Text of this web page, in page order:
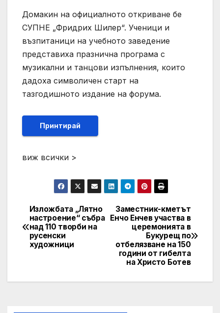
Домакин на официалното откриване бе
СУПНЕ „Фридрих Шилер“. Ученици и
възпитаници на учебното заведение
представиха празнична програма с
музикални и танцови изпълнения, които
дадоха символичен старт на
тазгодишното издание на форума.
Принтирай
виж всички >
Post
navigation
Заместник-кметът
Енчо Енчев участва в
церемонията в
Букурещ по
отбелязване на 150
години от гибелта
на Христо Ботев
Изложбата „Лятно
настроение“ събра
над 110 творби на
русенски
художници